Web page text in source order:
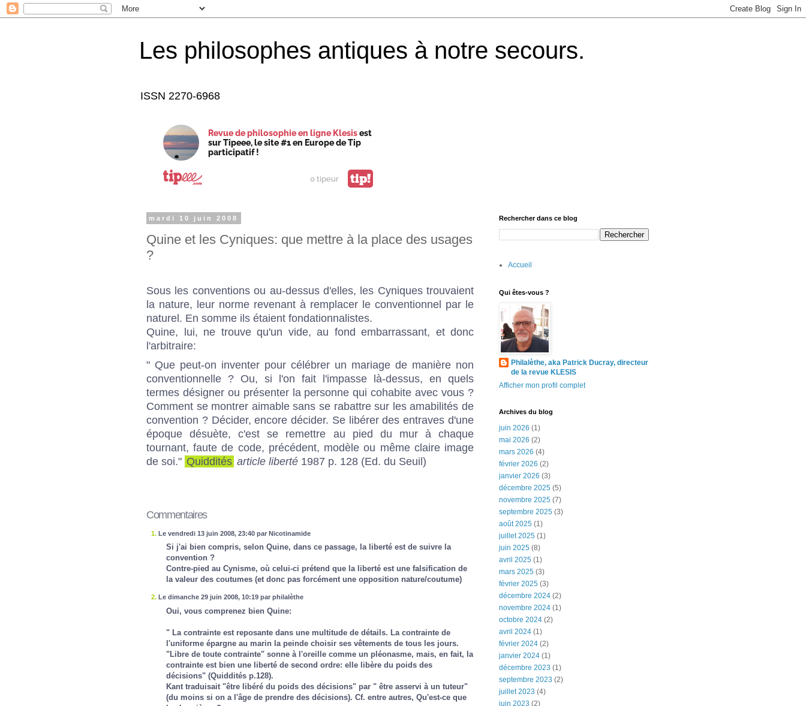
Les philosophes antiques à notre secours.
ISSN 2270-6968
Revue de philosophie en ligne Klesisest
sur Tipeee, le site #1 en Europe de Tip
participatif !
0 tipeur tip!
mardi 10 juin 2008
Quine et les Cyniques: que mettre à la place des usages
?
Sous les conventions ou au-dessus d'elles, les Cyniques trouvaient
la nature, leur norme revenant à remplacer le conventionnel par le
naturel. En somme ils étaient fondationnalistes.
Quine, lui, ne trouve qu'un vide, au fond embarrassant, et donc
l'arbitraire:
" Que peut-on inventer pour célébrer un mariage de manière non
conventionnelle ? Ou, si l'on fait l'impasse là-dessus, en quels
termes désigner ou présenter la personne qui cohabite avec vous ?
Comment se montrer aimable sans se rabattre sur les amabilités de
convention ? Décider, encore décider. Se libérer des entraves d'une
époque désuète, c'est se remettre au pied du mur à chaque
tournant, faute de code, précédent, modèle ou même claire image
de soi." Quiddités article liberté 1987 p. 128 (Ed. du Seuil)
Commentaires
1. Le vendredi 13 juin 2008, 23:40 par Nicotinamide
Si j'ai bien compris, selon Quine, dans ce passage, la liberté est de suivre la
convention ?
Contre-pied au Cynisme, où celui-ci prétend que la liberté est une falsification de
la valeur des coutumes (et donc pas forcément une opposition nature/coutume)
2. Le dimanche 29 juin 2008, 10:19 par philalèthe
Oui, vous comprenez bien Quine:
" La contrainte est reposante dans une multitude de détails. La contrainte de
l'uniforme épargne au marin la peinde choisir ses vêtements de tous les jours.
"Libre de toute contrainte" sonne à l'oreille comme un pléonasme, mais, en fait, la
contrainte est bien une liberté de second ordre: elle libère du poids des
décisions" (Quidditésp.128).
Kant traduisait "être libéré du poids des décisions" par " être asservi à un tuteur"
(du moins si on a l'âge de prendre des décisions). Cf. entre autres, Qu'est-ce que
Rechercher dans ce blog
Accueil
Qui êtes-vous ?
Philalèthe, aka Patrick Ducray, directeur
de la revue KLESIS
Afficher mon profil complet
Archives du blog
juin 2026 (1)
mai 2026 (2)
mars 2026 (4)
février 2026 (2)
janvier 2026 (3)
décembre 2025 (5)
novembre 2025 (7)
septembre 2025 (3)
août 2025 (1)
juillet 2025 (1)
juin 2025 (8)
avril 2025 (1)
mars 2025 (3)
février 2025 (3)
décembre 2024 (2)
novembre 2024 (1)
octobre 2024 (2)
avril 2024 (1)
février 2024 (2)
janvier 2024 (1)
décembre 2023 (1)
septembre 2023 (2)
juillet 2023 (4)
juin 2023 (2)